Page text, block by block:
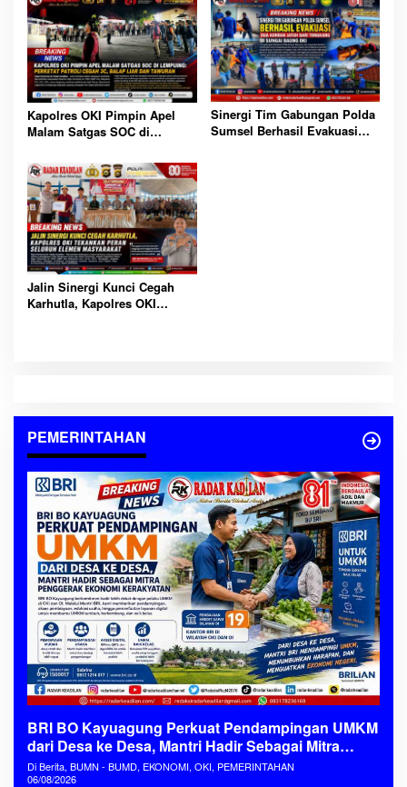
Kapolres OKI Pimpin Apel
Malam Satgas SOC di
Cegah 3C, Balap Liar dan
Tawuran
Sinergi Tim Gabungan Polda
Sumsel Berhasil Evakuasi
Jalin Sinergi Kunci Cegah
Karhutla, Kapolres OKI
PEMERINTAHAN
BRI BO Kayuagung Perkuat Pendampingan UMKM
dari Desa ke Desa, Mantri Hadir Sebagai Mitra
Penggerak Ekonomi Kerakyatan
Di Berita, BUMN - BUMD, EKONOMI, OKI, PEMERINTAHAN
06/08/2026